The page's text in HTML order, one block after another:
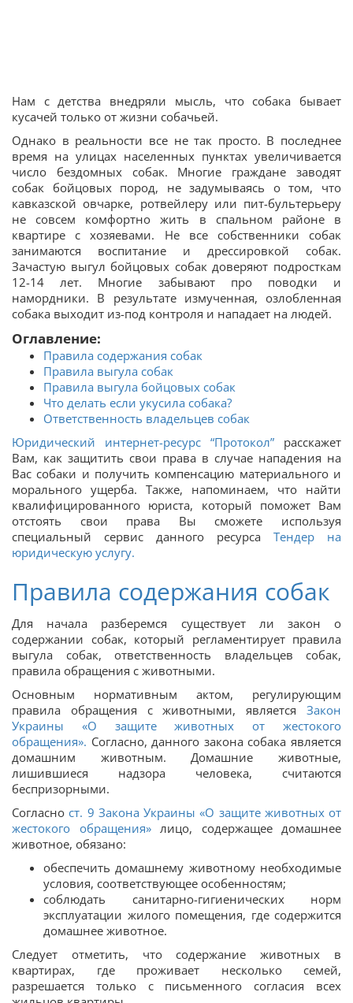
Нам с детства внедряли мысль, что собака бывает
кусачей только от жизни собачьей.
Однако в реальности все не так просто. В последнее
время на улицах населенных пунктах увеличивается
число бездомных собак. Многие граждане заводят
собак бойцовых пород, не задумываясь о том, что
кавказской овчарке, ротвейлеру или пит-бультерьеру
не совсем комфортно жить в спальном районе в
квартире с хозяевами. Не все собственники собак
занимаются воспитание и дрессировкой собак.
Зачастую выгул бойцовых собак доверяют подросткам
12-14 лет. Многие забывают про поводки и
намордники. В результате измученная, озлобленная
собака выходит из-под контроля и нападает на людей.
Оглавление:
Правила содержания собак
Правила выгула собак
Правила выгула бойцовых собак
Что делать если укусила собака?
Ответственность владельцев собак
Юридический интернет-ресурс “Протокол” расскажет
Вам, как защитить свои права в случае нападения на
Вас собаки и получить компенсацию материального и
морального ущерба. Также, напоминаем, что найти
квалифицированного юриста, который поможет Вам
отстоять свои права Вы сможете используя
специальный сервис данного ресурса Тендер на
юридическую услугу.
Правила содержания собак
Для начала разберемся существует ли закон о
содержании собак, который регламентирует правила
выгула собак, ответственность владельцев собак,
правила обращения с животными.
Основным нормативным актом, регулирующим
правила обращения с животными, является Закон
Украины «О защите животных от жестокого
обращения». Согласно, данного закона собака является
домашним животным. Домашние животные,
лишившиеся надзора человека, считаются
беспризорными.
Согласност. 9 Закона Украины «О защите животных от
жестокого обращения» лицо, содержащее домашнее
животное, обязано:
обеспечить домашнему животному необходимые
условия, соответствующее особенностям;
соблюдать санитарно-гигиенических норм
эксплуатации жилого помещения, где содержится
домашнее животное.
Следует отметить, что содержание животных в
квартирах, где проживает несколько семей,
разрешается только с письменного согласия всех